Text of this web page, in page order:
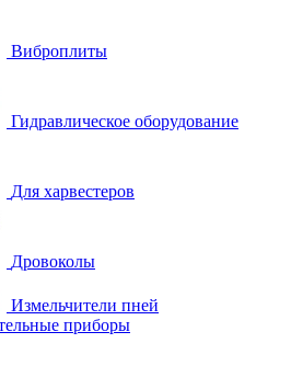
Виброплиты
Гидравлическое оборудование
Для харвестеров
Дровоколы
Измельчители пней
приборы